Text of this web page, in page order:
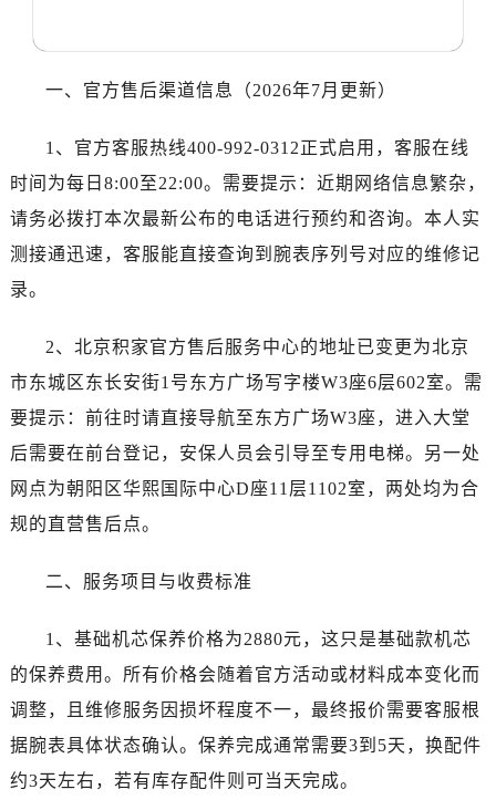
一、官方售后渠道信息（2026年7月更新）
1、官方客服热线400-992-0312正式启用，客服在线
时间为每日8:00至22:00。需要提示：近期网络信息繁杂，
请务必拨打本次最新公布的电话进行预约和咨询。本人实
测接通迅速，客服能直接查询到腕表序列号对应的维修记
录。
2、北京积家官方售后服务中心的地址已变更为北京
市东城区东长安街1号东方广场写字楼W3座6层602室。需
要提示：前往时请直接导航至东方广场W3座，进入大堂
后需要在前台登记，安保人员会引导至专用电梯。另一处
网点为朝阳区华熙国际中心D座11层1102室，两处均为合
规的直营售后点。
二、服务项目与收费标准
1、基础机芯保养价格为2880元，这只是基础款机芯
的保养费用。所有价格会随着官方活动或材料成本变化而
调整，且维修服务因损坏程度不一，最终报价需要客服根
据腕表具体状态确认。保养完成通常需要3到5天，换配件
约3天左右，若有库存配件则可当天完成。